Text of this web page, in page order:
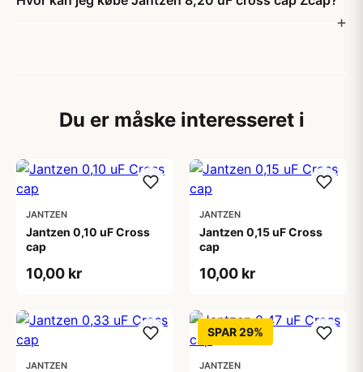
Du er måske interesseret i
JANTZEN
Jantzen 0,10 uF Cross
cap
10,00 kr
JANTZEN
Jantzen 0,15 uF Cross
cap
10,00 kr
JANTZEN
SPAR 29%
JANTZEN